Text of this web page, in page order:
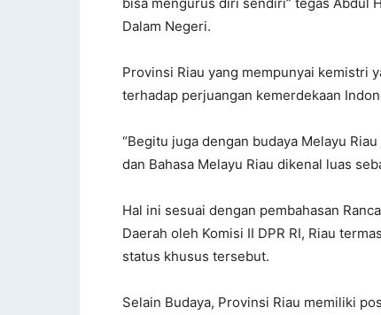
Dalam Negeri.
Provinsi Riau yang mempunyai kemistri
terhadap perjuangan kemerdekaan
“Begitu juga dengan budaya Melayu
dan Bahasa Melayu Riau dikenal luas
Hal ini sesuai dengan pembahasan
Daerah oleh Komisi II DPR RI, Riau
status khusus tersebut.
Selain Budaya, Provinsi Riau memiliki